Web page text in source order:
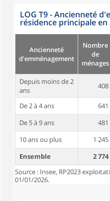
LOG T9 - Ancienneté
résidence principale en
Ancienneté
d'emménagement
Nombre
de
ménages
Depuis moins de 2
ans
408
De 2 à 4 ans 641
De 5 à 9 ans
481
10 ans ou plus
1 245
Ensemble
2 774
Source : Insee, RP2023
01/01/2026.